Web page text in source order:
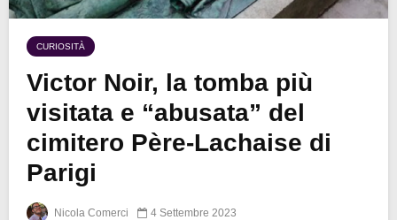
CURIOSITÀ
Victor Noir, la tomba più
visitata e “abusata” del
cimitero Père-Lachaise di
Parigi
Nicola Comerci 4 Settembre 2023